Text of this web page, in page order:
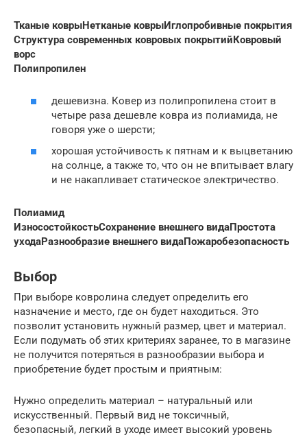
Тканые коврыНетканые коврыИглопробивные покрытия
Структура современных ковровых покрытийКовровый
ворс
Полипропилен
дешевизна. Ковер из полипропилена стоит в
четыре раза дешевле ковра из полиамида, не
говоря уже о шерсти;
хорошая устойчивость к пятнам и к выцветанию
на солнце, а также то, что он не впитывает влагу
и не накапливает статическое электричество.
Полиамид
ИзносостойкостьСохранение внешнего видаПростота
уходаРазнообразие внешнего видаПожаробезопасность
Выбор
При выборе ковролина следует определить его
назначение и место, где он будет находиться. Это
позволит установить нужный размер, цвет и материал.
Если подумать об этих критериях заранее, то в магазине
не получится потеряться в разнообразии выбора и
приобретение будет простым и приятным:
Нужно определить материал – натуральный или
искусственный. Первый вид не токсичный,
безопасный, легкий в уходе имеет высокий уровень